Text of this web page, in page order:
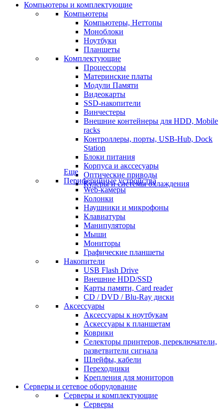
Компьютеры и комплектующие
Компьютеры
Компьютеры, Неттопы
Моноблоки
Ноутбуки
Планшеты
Комплектующие
Процессоры
Материнские платы
Модули Памяти
Видеокарты
SSD-накопители
Винчестеры
Внешние контейнеры для HDD, Mobile
racks
Контроллеры, порты, USB-Hub, Dock
Station
Блоки питания
Корпуса и акссесуары
Оптические приводы
Кулеры и системы охлаждения
Еще
Периферийные устройства
Web-камеры
Колонки
Наушники и микрофоны
Клавиатуры
Манипуляторы
Мыши
Мониторы
Графические планшеты
Накопители
USB Flash Drive
Внешние HDD/SSD
Карты памяти, Card reader
CD / DVD / Blu-Ray диски
Аксессуары
Аксессуары к ноутбукам
Аскессуары к планшетам
Коврики
Селекторы принтеров, переключатели,
разветвители сигнала
Шлейфы, кабели
Переходники
Крепления для мониторов
Серверы и сетевое оборудование
Серверы и комплектующие
Серверы